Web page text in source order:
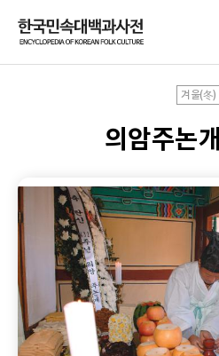
겨울(冬)
의암주논